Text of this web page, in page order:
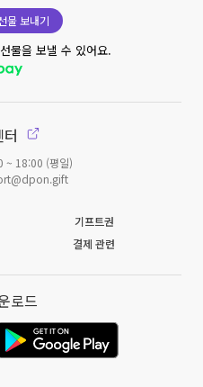
물 보내기
물을 보낼 수 있어요.
~ 18:00 (평일)
기프트권
결제 관련
로드